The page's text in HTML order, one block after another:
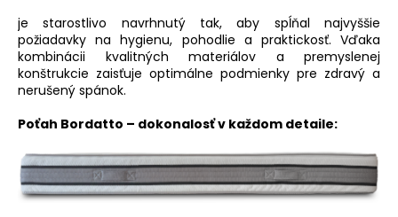
je starostlivo navrhnutý tak, aby spĺňal najvyššie
požiadavky na hygienu, pohodlie a praktickosť. Vďaka
kombinácii kvalitných materiálov a premyslenej
konštrukcie zaisťuje optimálne podmienky pre zdravý a
nerušený spánok.
Poťah Bordatto – dokonalosť v každom detaile: